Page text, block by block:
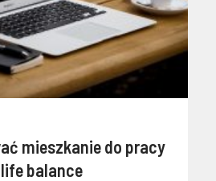
mieszkanie do pracy
balance